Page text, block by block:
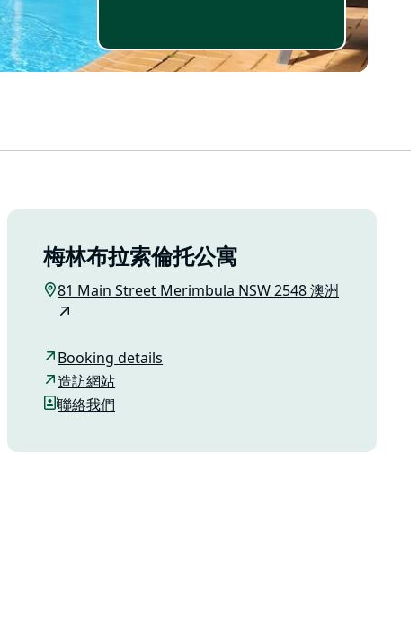
梅林布拉索倫托公寓
81 Main Street Merimbula NSW 2548 澳洲
Booking details
造訪網站
聯絡我們